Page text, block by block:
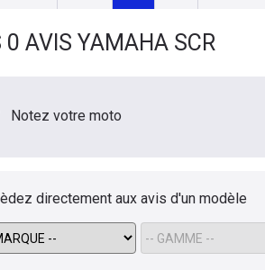
0 AVIS YAMAHA SCR
Notez votre moto
directement aux avis d'un modèle